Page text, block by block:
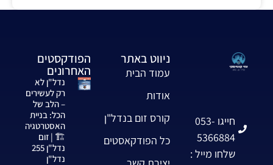
חייגו 053-
5366884
שלחו מייל :
ניווט באתר
עמוד הבית
אודות
קורס זום בנדל"ן
כל הפודקאסטים
הפודקסטים
האחרונים
נדל"ן לא
רק לעשירים
– הלב של
הכל: בניית
האסטרטגיה
🏗️ | זום
נדל"ן 255
נדל"ן